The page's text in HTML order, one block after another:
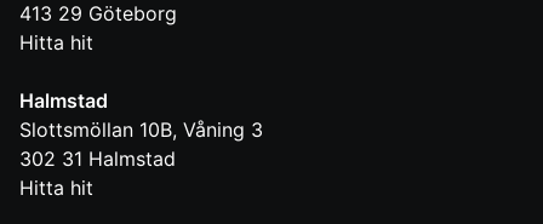
413 29 Göteborg
Hitta hit
Halmstad
Slottsmöllan 10B, Våning 3
302 31 Halmstad
Hitta hit